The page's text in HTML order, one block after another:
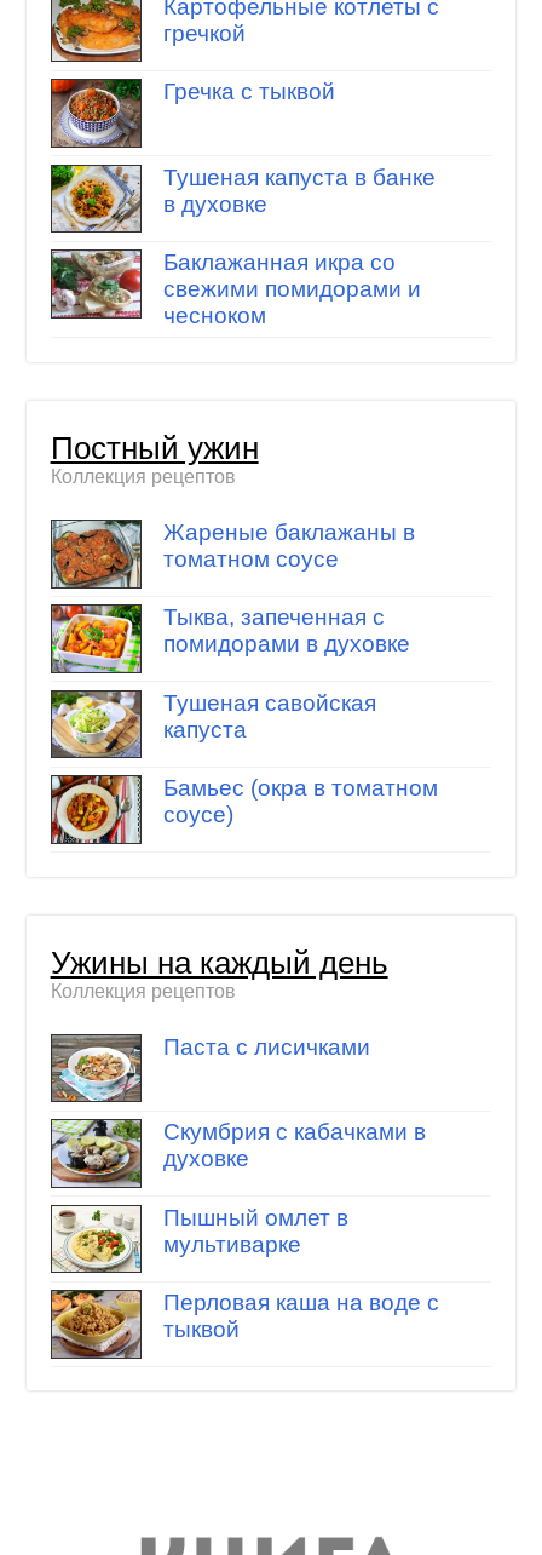
Картофельные котлеты с
гречкой
Гречка с тыквой
Тушеная капуста в банке
в духовке
Баклажанная икра со
свежими помидорами и
чесноком
Постный ужин
Коллекция рецептов
Жареные баклажаны в
томатном соусе
Тыква, запеченная с
помидорами в духовке
Тушеная савойская
капуста
Бамьес (окра в томатном
соусе)
Ужины на каждый день
Коллекция рецептов
Паста с лисичками
Скумбрия с кабачками в
духовке
Пышный омлет в
мультиварке
Перловая каша на воде с
тыквой